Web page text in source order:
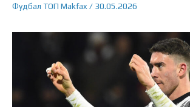
Фудбал ТОП Makfax / 30.05.2026